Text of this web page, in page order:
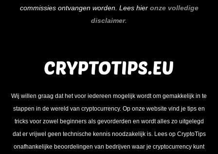
commissies ontvangen worden. Lees hier onze volledige
disclaimer.
Wij willen graag dat het voor iedereen mogelijk wordt om gemakkelijk in te
stappen in de wereld van cryptocurrency. Op onze website vind je tips en
tricks voor zowel beginners als gevorderden en wordt alles zo uitgelegd
dat er vrijwel geen technische kennis noodzakelijk is. Lees op CryptoTips
onafhankelijke beoordelingen van bedrijven waar je cryptocurrency kunt